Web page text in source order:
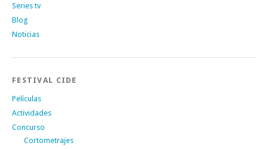
Series tv
Blog
Noticias
FESTIVAL CIDE
Películas
Actividades
Concurso
Cortometrajes